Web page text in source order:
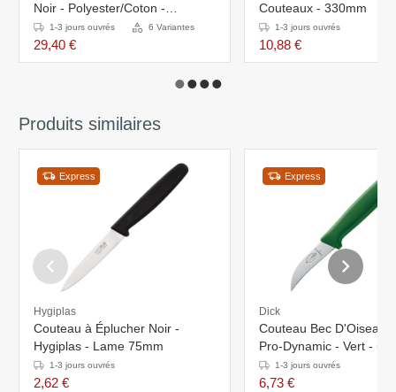
Noir - Polyester/Coton -
Disponibles En 6 Tailles
1-3 jours ouvrés 6 Variantes
29,40 €
Couteaux - 330mm
1-3 jours ouvrés
10,88 €
Produits similaires
Express
Hygiplas
Couteau à Éplucher Noir -
Hygiplas - Lame 75mm
1-3 jours ouvrés
2,62 €
Express
Dick
Couteau Bec D'Oiseau
Pro-Dynamic - Vert -
1-3 jours ouvrés
6,73 €